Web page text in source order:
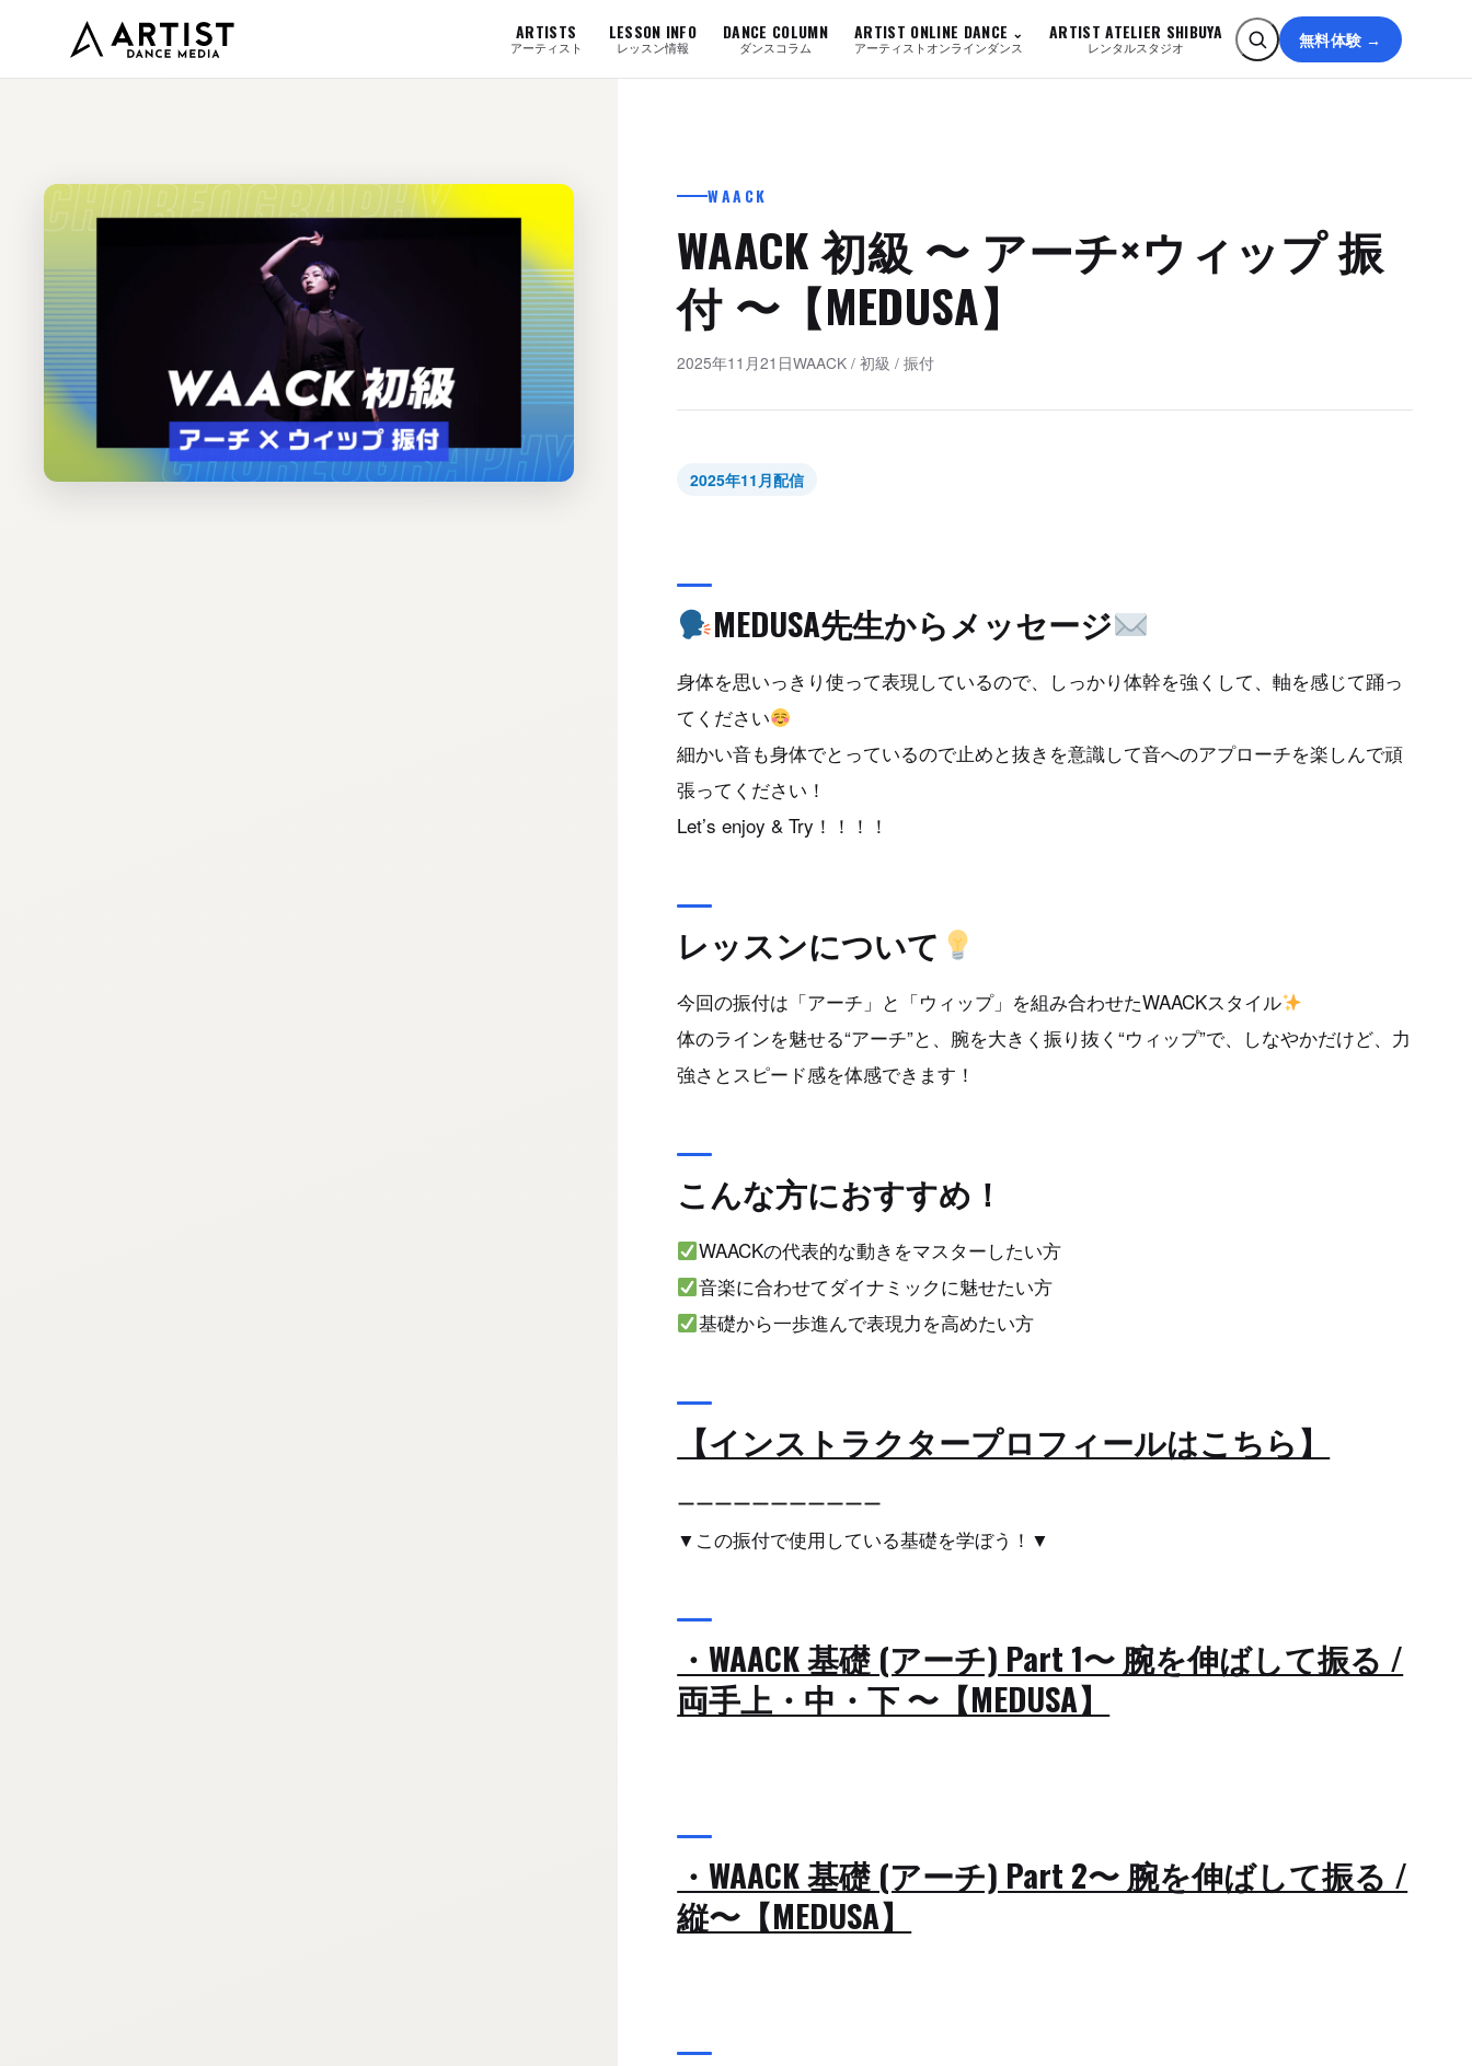
ARTISTS
アーティスト
LESSON INFO
レッスン情報
DANCE COLUMN
ダンスコラム
ARTIST ONLINE DANCE
アーティストオンラインダンス
ARTIST ATELIER SHIBUYA
レンタルスタジオ 無料体験 →
WAACK
WAACK 初級 〜 アーチ×ウィップ 振
付 〜【MEDUSA】
2025年11月21日WAACK /初級 /振付
2025年11月配信
MEDUSA先生からメッセージ
身体を思いっきり使って表現しているので、しっかり体幹を強くして、軸を感じて踊っ
てください
細かい音も身体でとっているので止めと抜きを意識して音へのアプローチを楽しんで頑
張ってください！
Let’s enjoy & Try！！！！
レッスンについて
今回の振付は「アーチ」と「ウィップ」を組み合わせたWAACKスタイル
体のラインを魅せる“アーチ”と、腕を大きく振り抜く“ウィップ”で、しなやかだけど、力
強さとスピード感を体感できます！
こんな方におすすめ！
WAACKの代表的な動きをマスターしたい方
音楽に合わせてダイナミックに魅せたい方
基礎から一歩進んで表現力を高めたい方
【インストラクタープロフィールはこちら】
ーーーーーーーーーーー
▼この振付で使用している基礎を学ぼう！▼
・WAACK 基礎 (アーチ) Part 1〜 腕を伸ばして振る /
両手上・中・下 〜【MEDUSA】
・WAACK 基礎 (アーチ) Part 2〜 腕を伸ばして振る /
縦〜【MEDUSA】